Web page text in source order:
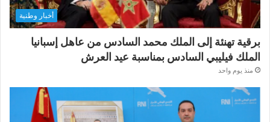
أخبار وطنية
برقية تهنئة إلى الملك محمد السادس من عاهل إسبانيا
الملك فيليبي السادس بمناسبة عيد العرش
منذ يوم واحد